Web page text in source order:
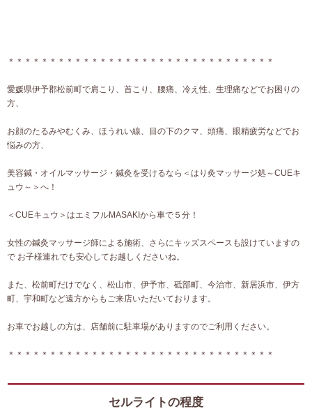
＊＊＊＊＊＊＊＊＊＊＊＊＊＊＊＊＊＊＊＊＊＊＊＊＊＊＊＊＊＊＊＊
愛媛県伊予郡松前町で肩こり、首こり、腰痛、冷え性、生理痛などでお困りの
方、
お顔のたるみやむくみ、ほうれい線、目の下のクマ、頭痛、眼精疲労などでお
悩みの方、
美容鍼・オイルマッサージ・鍼灸を受けるなら＜はり灸マッサージ処～CUEキ
ュウ～＞へ！
＜CUEキュウ＞はエミフルMASAKIから車で５分！
女性の鍼灸マッサージ師による施術、さらにキッズスペースも設けていますの
で お子様連れでも安心してお越しくださいね。
また、松前町だけでなく、松山市、伊予市、砥部町、今治市、新居浜市、伊方
町、宇和町など遠方からもご来店いただいております。
お車でお越しの方は、店舗前に駐車場がありますのでご利用ください。
＊＊＊＊＊＊＊＊＊＊＊＊＊＊＊＊＊＊＊＊＊＊＊＊＊＊＊＊＊＊＊ ＊
セルライトの程度